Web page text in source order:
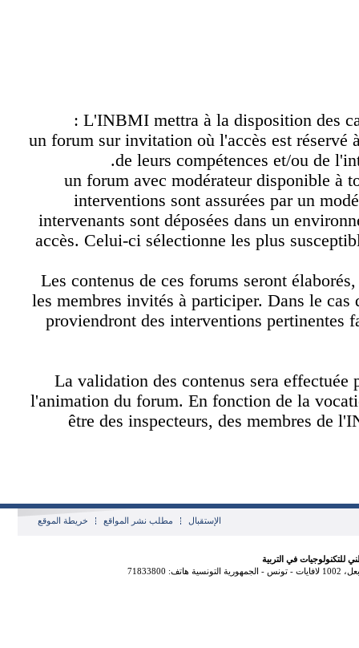
L'INBMI mettra à la disposition des
un forum sur invitation où l'accès est
de leurs compétences et/ou de
un forum avec modérateur disponible
interventions sont assurées par un
intervenants sont déposées dans un
accès. Celui-ci sélectionne les plus
Les contenus de ces forums seront
les membres invités à participer. Dans le
proviendront des interventions
La validation des contenus sera
l'animation du forum. En fonction de la
être des inspecteurs, des membres
الإستقبال مطلب نشر المواقع خريطة الموقع
في التربية